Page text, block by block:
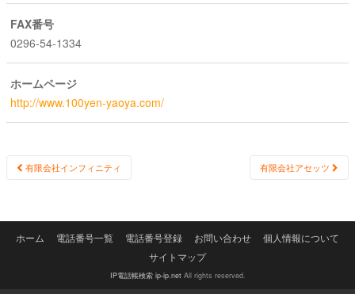
FAX番号
0296-54-1334
ホームページ
http://www.100yen-yaoya.com/
Post
有限会社インフィニティ 有限会社アセッツ
ホーム 電話番号一覧 電話番号登録 お問い合わせ
個人情報について
サイトマップ
IP電話帳検索 ip-ip.netAll rights reserved.